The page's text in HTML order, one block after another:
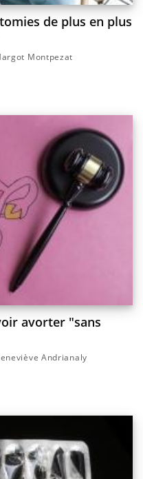
de plus en plus
Montpezat
avorter "sans
Andrianaly